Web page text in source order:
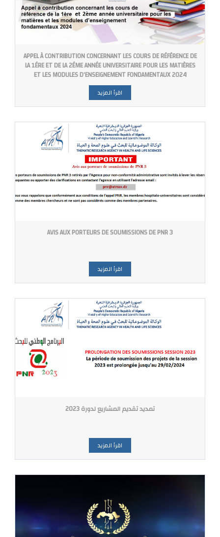
APPEL À CONTRIBUTION CONCERNANT LES COURS DE RÉFÉRENCE DE
LA 1ÉRE ET DE LA 2ÉME ANNÉE UNIVERSITAIRE POUR LES MATIÈRES
ET LES MODULES D’ENSEIGNEMENT FONDAMENTAUX 2024
اقرأ المزيد
AVIS AUX PORTEURS DE SOUMISSIONS DE PNR 3
اقرأ المزيد
تمديد تقديم المشاريع لدورة 2023
اقرأ المزيد